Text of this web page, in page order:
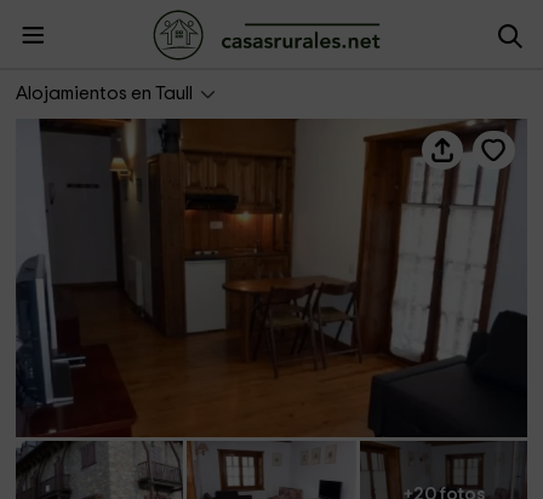
Alojamientos en Taull
Apartamentos Pleta Bona- Cosmos 5
+20 fotos